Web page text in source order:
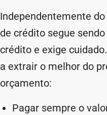
Independentemente
de crédito segue
crédito e exige
a extrair o melhor do
orçamento:
Pagar sempre o